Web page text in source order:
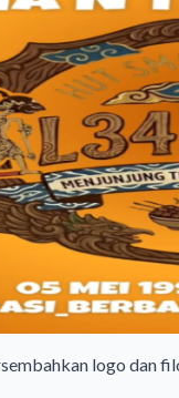
logo dan